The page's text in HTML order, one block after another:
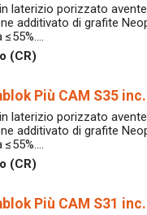
laterizio porizzato
additivato di grafite
(CR)
Più CAM S35
laterizio porizzato
additivato di grafite
(CR)
Più CAM S31